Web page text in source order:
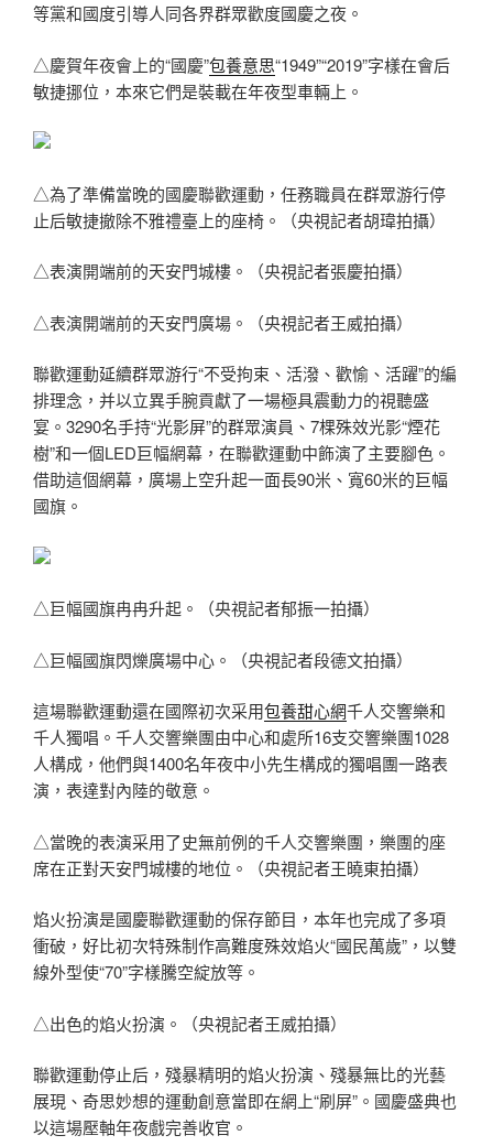
等黨和國度引導人同各界群眾歡度國慶之夜。
△慶賀年夜會上的“國慶”包養意思“1949”“2019”字樣在會后
敏捷挪位，本來它們是裝載在年夜型車輛上。
△為了準備當晚的國慶聯歡運動，任務職員在群眾游行停
止后敏捷撤除不雅禮臺上的座椅。（央視記者胡瑋拍攝）
△表演開端前的天安門城樓。（央視記者張慶拍攝）
△表演開端前的天安門廣場。（央視記者王威拍攝）
聯歡運動延續群眾游行“不受拘束、活潑、歡愉、活躍”的編
排理念，并以立異手腕貢獻了一場極具震動力的視聽盛
宴。3290名手持“光影屏”的群眾演員、7棵殊效光影“煙花
樹”和一個LED巨幅網幕，在聯歡運動中飾演了主要腳色。
借助這個網幕，廣場上空升起一面長90米、寬60米的巨幅
國旗。
△巨幅國旗冉冉升起。（央視記者郁振一拍攝）
△巨幅國旗閃爍廣場中心。（央視記者段德文拍攝）
這場聯歡運動還在國際初次采用包養甜心網千人交響樂和
千人獨唱。千人交響樂團由中心和處所16支交響樂團1028
人構成，他們與1400名年夜中小先生構成的獨唱團一路表
演，表達對內陸的敬意。
△當晚的表演采用了史無前例的千人交響樂團，樂團的座
席在正對天安門城樓的地位。（央視記者王曉東拍攝）
焰火扮演是國慶聯歡運動的保存節目，本年也完成了多項
衝破，好比初次特殊制作高難度殊效焰火“國民萬歲”，以雙
線外型使“70”字樣騰空綻放等。
△出色的焰火扮演。（央視記者王威拍攝）
聯歡運動停止后，殘暴精明的焰火扮演、殘暴無比的光藝
展現、奇思妙想的運動創意當即在網上“刷屏”。國慶盛典也
以這場壓軸年夜戲完善收官。